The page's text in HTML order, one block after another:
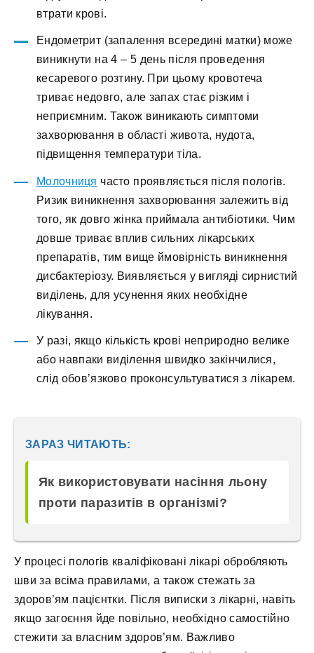
втрати крові.
Ендометрит (запалення всередині матки) може
виникнути на 4 – 5 день після проведення
кесаревого розтину. При цьому кровотеча
триває недовго, але запах стає різким і
неприємним. Також виникають симптоми
захворювання в області живота, нудота,
підвищення температури тіла.
Молочниця часто проявляється після пологів.
Ризик виникнення захворювання залежить від
того, як довго жінка приймала антибіотики. Чим
довше триває вплив сильних лікарських
препаратів, тим вище ймовірність виникнення
дисбактеріозу. Виявляється у вигляді сирнистий
виділень, для усунення яких необхідне
лікування.
У разі, якщо кількість крові неприродно велике
або навпаки виділення швидко закінчилися,
слід обов’язково проконсультуватися з лікарем.
ЗАРАЗ ЧИТАЮТЬ:
Як використовувати насіння льону
проти паразитів в організмі?
У процесі пологів кваліфіковані лікарі обробляють
шви за всіма правилами, а також стежать за
здоров’ям пацієнтки. Після виписки з лікарні, навіть
якщо загоєння йде повільно, необхідно самостійно
стежити за власним здоров’ям. Важливо